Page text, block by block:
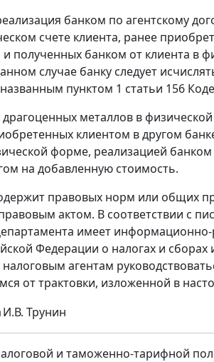
банком по агентскому
счете клиента, ранее
полученных банком от клиента в
случае банку следует
пунктом 1 статьи 156
драгоценных металлов в
клиентом в другом
форме, реализацией
на добавленную стоимость.
правовых норм или общих
актом. В соответствии с
имеет
Федерации о налогах и
агентам
от трактовки, изложенной в
И.В. Трунин
и таможенно-тарифной